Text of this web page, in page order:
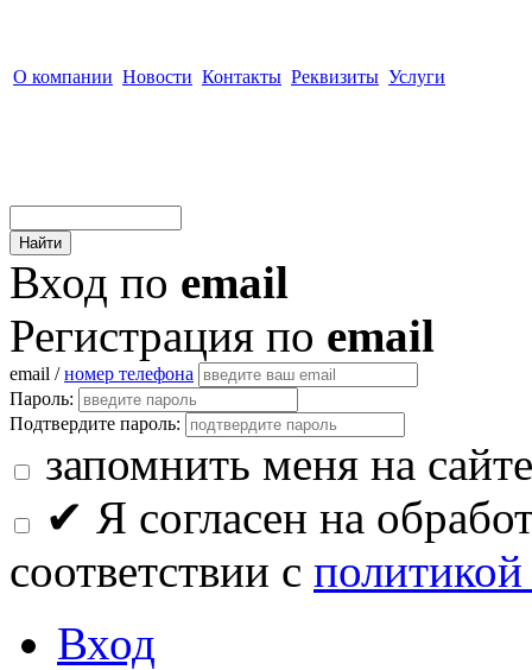
О компании Новости Контакты Реквизиты Услуги
Вход по email
Регистрация по email
email /номер телефона
Пароль:
Подтвердите пароль:
запомнить меня на сайте
✔ Я согласен на
соответствии с
Вход